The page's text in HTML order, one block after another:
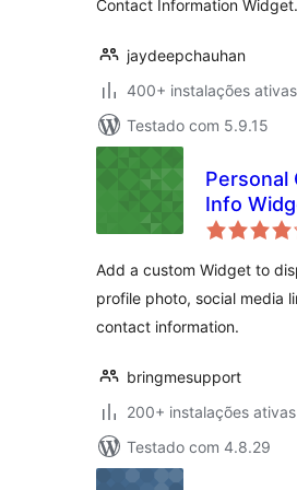
Contact Information Widget.
jaydeepchauhan
400+ instalações ativas
Testado com 5.9.15
Personal
Info
Add a custom Widget to
profile photo, social media
contact information.
bringmesupport
200+ instalações ativas
Testado com 4.8.29